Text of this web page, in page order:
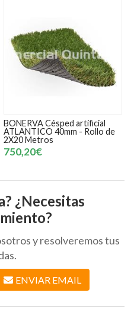
BONERVA Césped artificial
ATLANTICO 40mm - Rollo de
2X20 Metros
750,20€
¿Necesitas
y resolveremos tus
ENVIAR EMAIL